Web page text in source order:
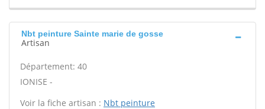
Nbt peinture Sainte marie de gosse
Artisan
Département: 40
IONISE -
Voir la fiche artisan : Nbt peinture